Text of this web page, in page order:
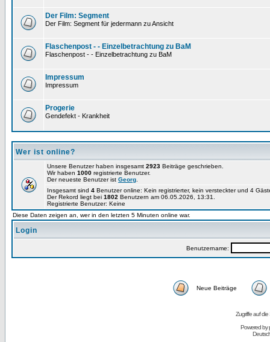
Der Film: Segment
Der Film: Segment für jedermann zu Ansicht
Flaschenpost - - Einzelbetrachtung zu BaM
Flaschenpost - - Einzelbetrachtung zu BaM
Impressum
Impressum
Progerie
Gendefekt - Krankheit
Wer ist online?
Unsere Benutzer haben insgesamt 2923 Beiträge geschrieben.
Wir haben 1000 registrierte Benutzer.
Der neueste Benutzer ist Georg
Insgesamt sind 4 Benutzer online: Kein registrierter, kein versteckter und 4
Der Rekord liegt bei 1802 Benutzern am 06.05.2026, 13:31.
Registrierte Benutzer: Keine
Diese Daten zeigen an, wer in den letzten 5 Minuten online war.
Login
Benutzername:
Neue Beiträge
Zugriffe auf
Powered by